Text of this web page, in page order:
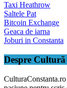
Taxi Heathrow
Saltele Pat
Bitcoin Exchange
Geaca de iarna
Joburi in Constanta
Despre